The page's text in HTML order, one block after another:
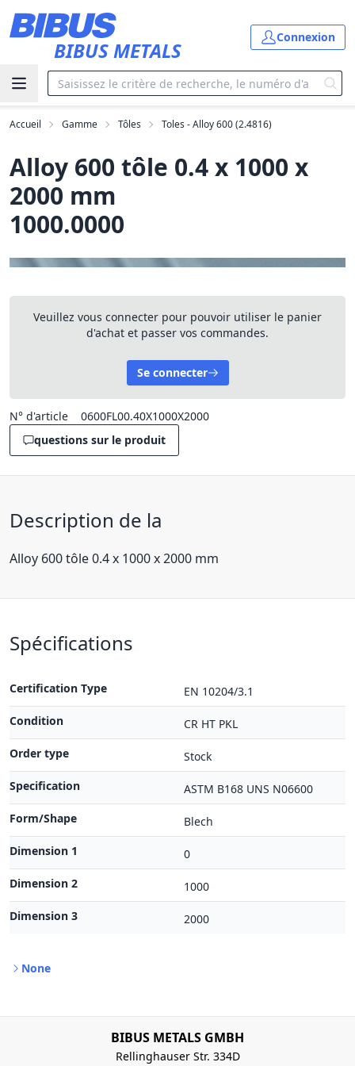
BIBUS METALS
Connexion
Accueil Gamme Tôles Toles - Alloy 600 (2.4816)
Alloy 600 tôle 0.4 x 1000 x
2000 mm
1000.0000
Veuillez vous connecter pour pouvoir utiliser le panier
d'achat et passer vos commandes.
Se connecter
N° d'article
0600FL00.40X1000X2000
questions sur le produit
Description de la
Alloy 600 tôle 0.4 x 1000 x 2000 mm
Spécifications
Certification Type
EN 10204/3.1
Condition
CR HT PKL
Order type
Stock
Specification
ASTM B168 UNS N06600
Form/Shape
Blech
Dimension 1
0
Dimension 2
1000
Dimension 3
2000
None
BIBUS METALS GMBH
Rellinghauser Str. 334D